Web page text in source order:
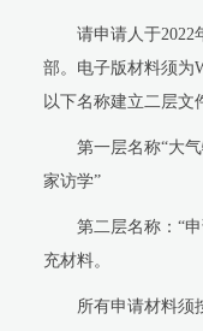
请申请人于2022
部。电子版材料须为
以下名称建立二层文
第一层名称“大气
家访学”
第二层名称：“申
充材料。
所有申请材料须按